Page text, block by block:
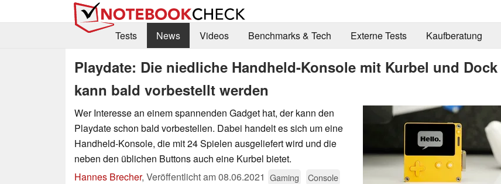
Tests
News Videos Benchmarks & Tech Externe Tests Kaufberatung
Playdate: Die niedliche Handheld-Konsole mit Kurbel und Dock
kann bald vorbestellt werden
Wer Interesse an einem spannenden Gadget hat, der kann den
Playdate schon bald vorbestellen. Dabei handelt es sich um eine
Handheld-Konsole, die mit 24 Spielen ausgeliefert wird und die
neben den üblichen Buttons auch eine Kurbel bietet.
Hannes Brecher, Veröffentlicht am08.06.2021 Gaming Console